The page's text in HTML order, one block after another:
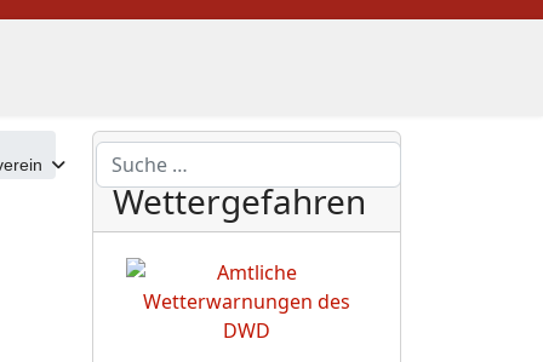
Suchen
DWD
Wettergefahren